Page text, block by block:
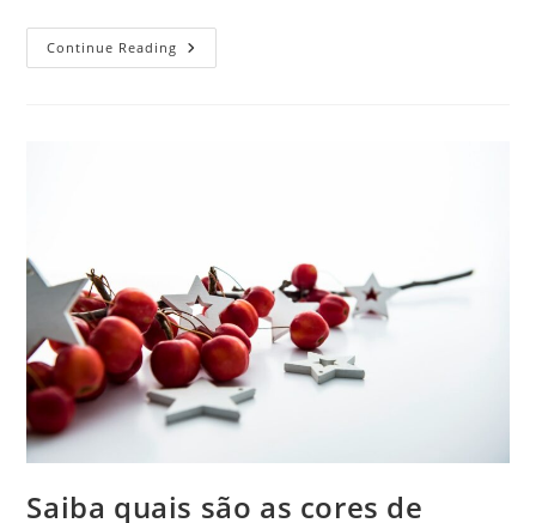
Continue Reading Por
Que
Suíte?
Entenda
As
Vantagens
Deste
Modelo
Versátil
E
Econômico
Saiba quais são as cores de